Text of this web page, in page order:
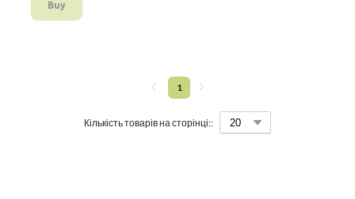
Buy
Кількість товарів на сторінці::
1